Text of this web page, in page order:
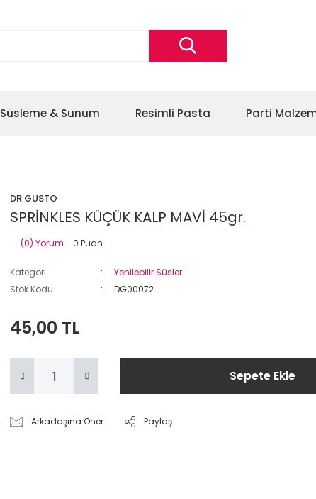
Süsleme & Sunum Resimli Pasta Parti
DR GUSTO
SPRİNKLES KÜÇÜK KALP MAVİ 45gr.
(0) Yorum - 0 Puan
Kategori
Yenilebilir Süsler
Stok Kodu
DG00072
45,00 TL
Sepete Ekle
Arkadaşına Öner Paylaş